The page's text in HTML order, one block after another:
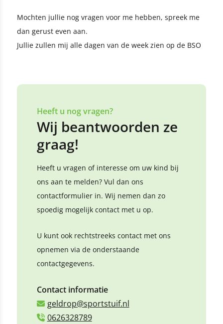
Mochten jullie nog vragen voor me hebben, spreek me
dan gerust even aan.
Jullie zullen mij alle dagen van de week zien op de BSO
Heeft u nog vragen?
Wij beantwoorden ze
graag!
Heeft u vragen of interesse om uw kind bij
ons aan te melden? Vul dan ons
contactformulier in. Wij nemen dan zo
spoedig mogelijk contact met u op.
U kunt ook rechtstreeks contact met ons
opnemen via de onderstaande
contactgegevens.
Contact informatie
geldrop@sportstuif.nl
0626328789